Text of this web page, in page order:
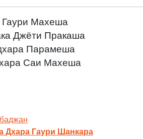
Гаури Махеша
Джёти Пракаша
Парамеша
Саи Махеша
Дхара Гаури Шанкара